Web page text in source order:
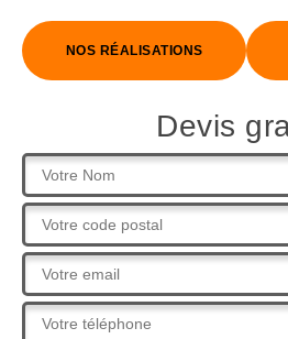
NOS RÉALISATIONS
Devis